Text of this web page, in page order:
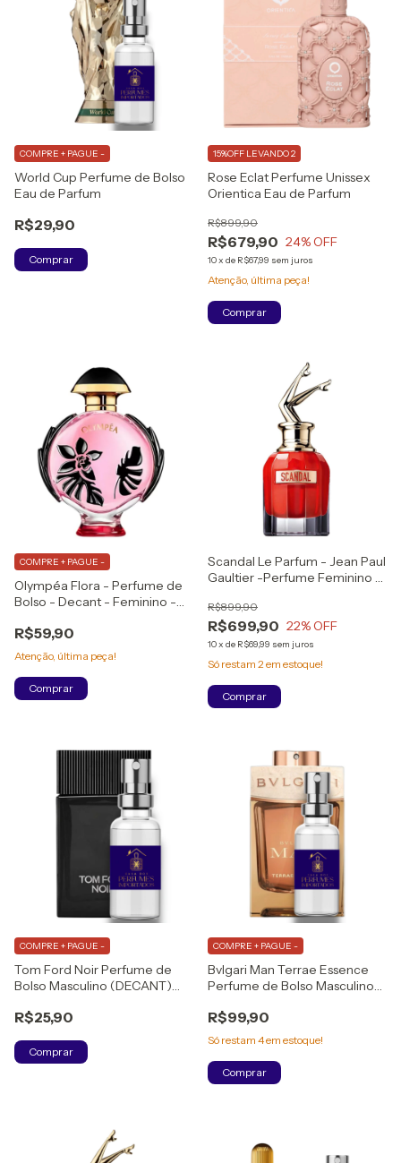
World Cup Perfume de Bolso
Eau de Parfum
R$29,90
COMPRE + PAGUE -
Comprar
Rose Eclat Perfume Unissex
Orientica Eau de Parfum
R$679,90
R$899,90
24% OFF
10x de R$67,99 sem juros
15%OFF LEVANDO 2
Atenção, última peça!
Comprar
Olympéa Flora - Perfume de
Bolso - Decant - Feminino -
R$59,90
COMPRE + PAGUE -
Atenção, última peça!
Comprar
Scandal Le Parfum - Jean Paul
Gaultier -Perfume Feminino -
LACRADO
R$699,90
R$899,90
22% OFF
10 x deR$69,99sem juros
Só restam em estoque!
Bolso Masculino (DECANT)
Eau de Parfum
R$25,90
COMPRE + PAGUE -
Perfume de Bolso Masculino
Eau de Parfum
R$99,90
COMPRE + PAGUE -
Só restam em estoque!